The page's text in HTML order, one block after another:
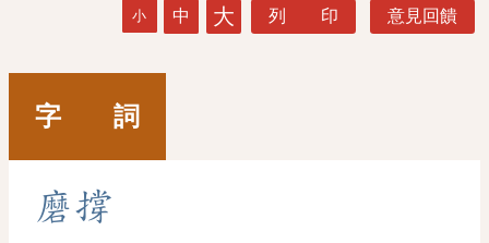
小 中 大 列 印 意見回饋
字 詞
磨撐